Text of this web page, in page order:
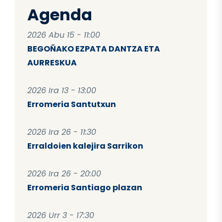
Agenda
2026 Abu 15 - 11:00
BEGOÑAKO EZPATA DANTZA ETA
AURRESKUA
2026 Ira 13 - 13:00
Erromeria Santutxun
2026 Ira 26 - 11:30
Erraldoien kalejira Sarrikon
2026 Ira 26 - 20:00
Erromeria Santiago plazan
2026 Urr 3 - 17:30